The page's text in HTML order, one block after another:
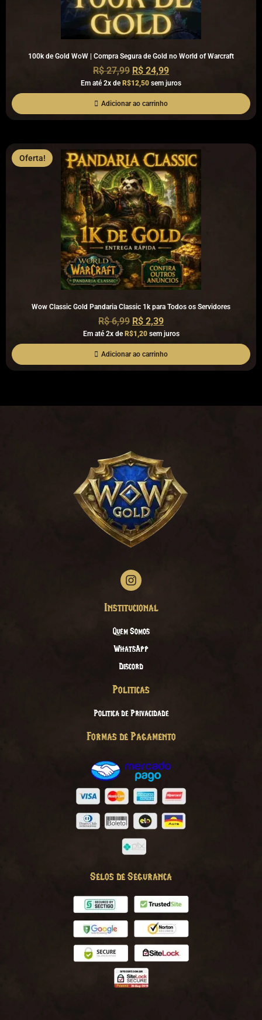
100k de Gold WoW | Compra Segura de Gold no World of Warcraft
R$27,99 R$ 24,99
Em até 2x deR$12,50 sem juros
Adicionar ao carrinho
Oferta!
Wow Classic Gold Pandaria Classic 1k para Todos os Servidores
R$6,99 R$ 2,39
Em até 2x deR$1,20sem juros
Adicionar ao carrinho
Institucional
Quem Somos
WhatsApp
Discord
Politicas
Politica de Privacidade
Formas de Pagamento
Selos de Seguranca